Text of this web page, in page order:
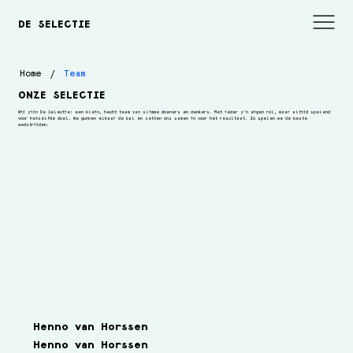
DE SELECTIE
Home / Team
ONZE SELECTIE
Wij zijn De Selectie: een klein, hecht team van slimme doeners en denkers. Met ieder z’n eigen rol, maar altijd spelend
voor hetzelfde doel. We gunnen elkaar de bal en zetten ons samen in voor het resultaat. Zo spelen we de beste
wedstrijden.
Henno van Horssen
Henno van Horssen